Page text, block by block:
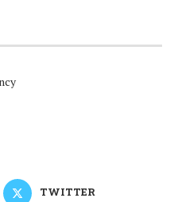
TWITTER